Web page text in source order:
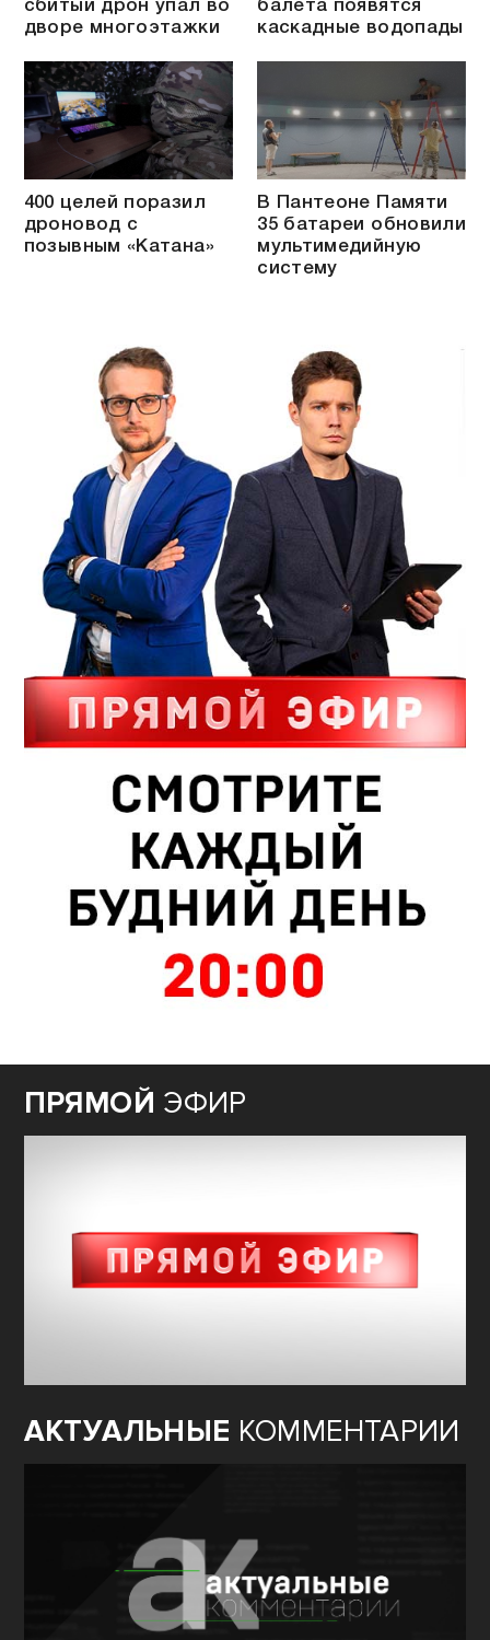
сбитый дрон упал во
дворе многоэтажки
балета появятся
каскадные водопады
400 целей поразил
дроновод с
позывным «Катана»
В Пантеоне Памяти
35 батареи обновили
мультимедийную
систему
ПРЯМОЙ ЭФИР
АКТУАЛЬНЫЕ КОММЕНТАРИИ